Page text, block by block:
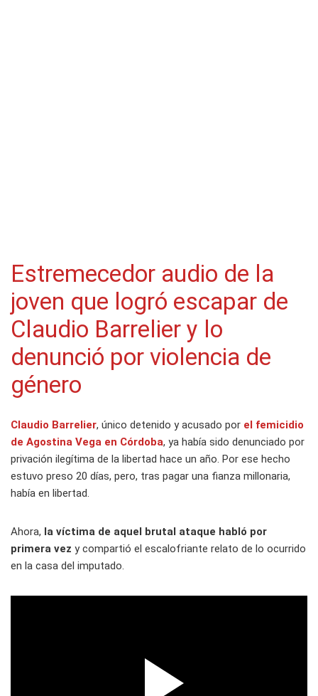
Estremecedor audio de la
joven que logró escapar de
Claudio Barrelier y lo
denunció por violencia de
género
Claudio Barrelier, único detenido y acusado por el femicidio
de Agostina Vega en Córdoba, ya había sido denunciado por
privación ilegítima de la libertad hace un año. Por ese hecho
estuvo preso 20 días, pero, tras pagar una fianza millonaria,
había en libertad.
Ahora, la víctima de aquel brutal ataque habló por
primera vez y compartió el escalofriante relato de lo ocurrido
en la casa del imputado.